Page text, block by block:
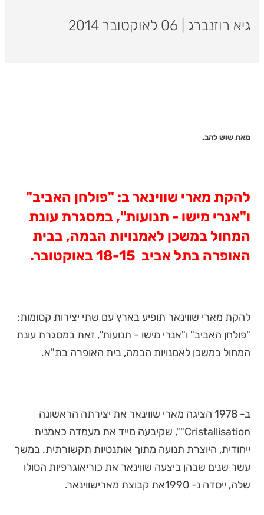
גיא רוזנברג
מאת שוש להב.
להקת מארי שווינאר ב: "פולחן האביב"
ו"אנרי מישו - תנועות", במסגרת עונת
המחול במשכן לאמנויות הבמה, בבית
האופרה בתל אביב 18-15 באוקטובר.
להקת מארי שווינאר תופיע בארץ עם שתי יצירות קסומות:
"פולחן האביב" ו"אנרי מישו - תנועות", זאת במסגרת עונת
המחול במשכן לאמנויות הבמה, בית האופרה בת"א.
ב- 1978 הציגה מארי שווינאר את יצירתה הראשונה
Cristallisation"", שקיבעה מייד את מעמדה כאמנית
ייחודית, היוצרת תנועה מתוך אותנטיות תקשורתית. במשך
עשר שנים שבהן ביצעה שווינאר את כוריאוגרפיות הסולו
שלה, ייסדה נ- 1990את קבוצת מארישווינאר.